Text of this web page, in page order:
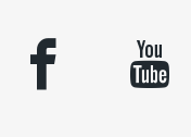
facebook youtube